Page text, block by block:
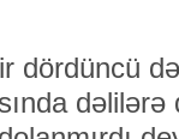
dördüncü